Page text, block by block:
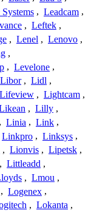
, Leadcam ,
, Leftek ,
, Lenel , Lenovo ,
,
, Levelone ,
Libor , Lidl ,
Lifeview , Lightcam ,
, Lilly ,
, Linia , Link ,
Linkpro , Linksys ,
, Lionvis , Lipetsk ,
, Littleadd ,
, Lmou ,
, Logenex ,
, Lokanta ,